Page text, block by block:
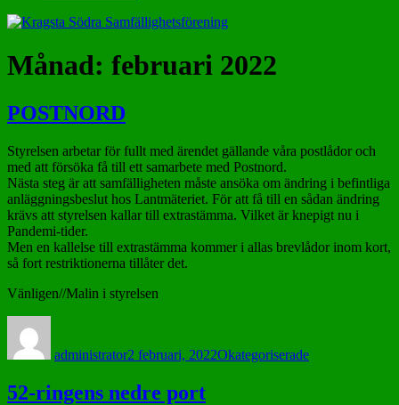
Månad: februari 2022
POSTNORD
Styrelsen arbetar för fullt med ärendet gällande våra postlådor och
med att försöka få till ett samarbete med Postnord.
Nästa steg är att samfälligheten måste ansöka om ändring i befintliga
anläggningsbeslut hos Lantmäteriet. För att få till en sådan ändring
krävs att styrelsen kallar till extrastämma. Vilket är knepigt nu i
Pandemi-tider.
Men en kallelse till extrastämma kommer i allas brevlådor inom kort,
så fort restriktionerna tillåter det.
Vänligen//Malin i styrelsen
administrator2 februari, 2022Okategoriserade
52-ringens nedre port